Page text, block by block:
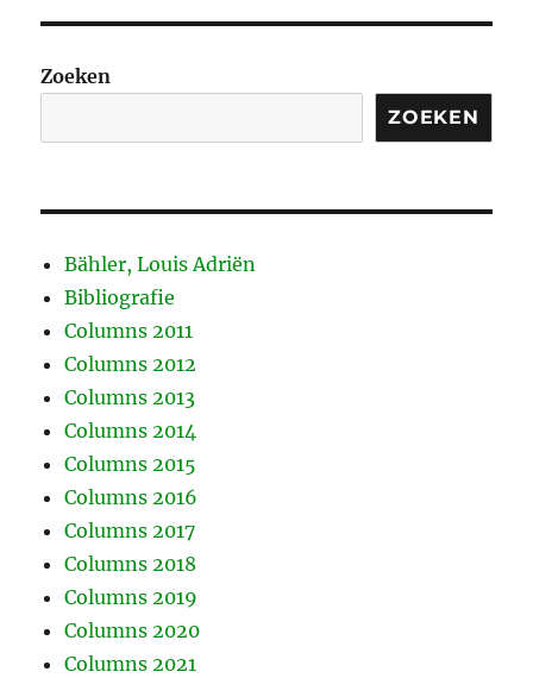
Zoeken
ZOEKEN
Bähler, Louis Adriën
Bibliografie
Columns 2011
Columns 2012
Columns 2013
Columns 2014
Columns 2015
Columns 2016
Columns 2017
Columns 2018
Columns 2019
Columns 2020
Columns 2021